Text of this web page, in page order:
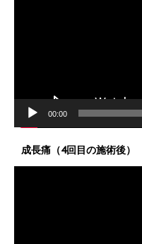
00:00
成長痛（4回目の施術後）